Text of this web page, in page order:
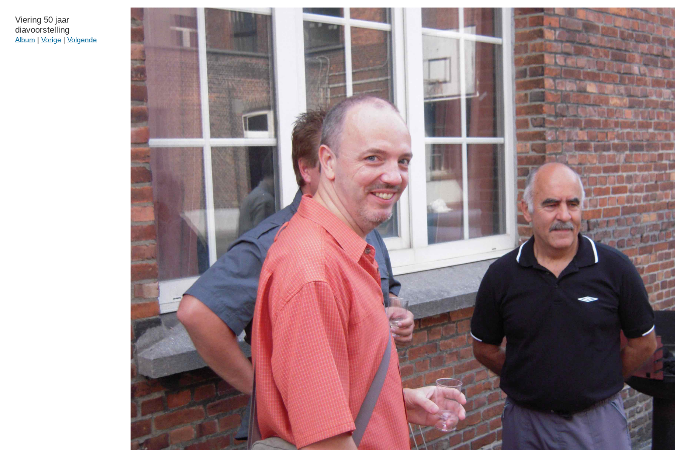
Viering 50 jaar
diavoorstelling
Album Vorige Volgende